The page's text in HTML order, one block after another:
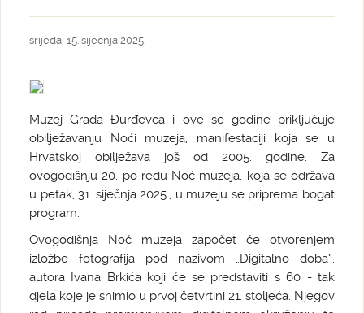
srijeda, 15. siječnja 2025.
Muzej Grada Đurđevca i ove se godine priključuje
obilježavanju Noći muzeja, manifestaciji koja se u
Hrvatskoj obilježava još od 2005. godine. Za
ovogodišnju 20. po redu Noć muzeja, koja se održava
u petak, 31. siječnja 2025., u muzeju se priprema bogat
program.
Ovogodišnja Noć muzeja započet će otvorenjem
izložbe fotografija pod nazivom „Digitalno doba“,
autora Ivana Brkića koji će se predstaviti s 60 - tak
djela koje je snimio u prvoj četvrtini 21. stoljeća. Njegov